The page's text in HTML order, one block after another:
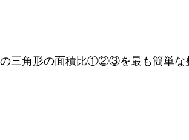
角形の面積比①②③を最も簡単な